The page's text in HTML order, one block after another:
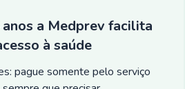
a Medprev facilita
à saúde
pague somente pelo serviço